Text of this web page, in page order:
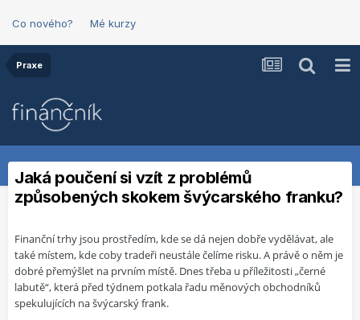
Co nového? Mé kurzy
Praxe
Jaká poučení si vzít z problémů
způsobených skokem švýcarského franku?
Finanční trhy jsou prostředím, kde se dá nejen dobře vydělávat, ale
také místem, kde coby tradeři neustále čelíme risku. A právě o něm je
dobré přemýšlet na prvním místě. Dnes třeba u příležitosti „černé
labutě“, která před týdnem potkala řadu měnových obchodníků
spekulujících na švýcarský frank.